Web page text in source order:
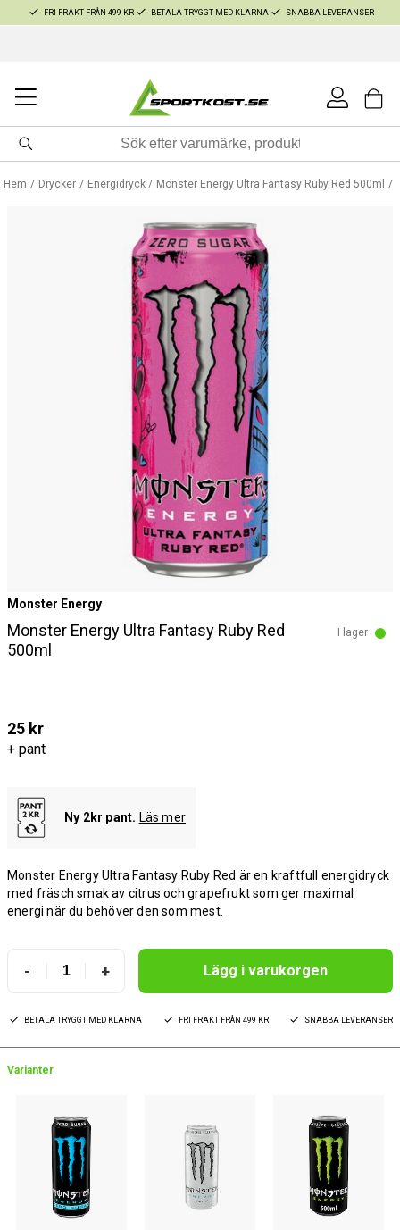
FRI FRAKT FRÅN 499 KR BETALA TRYGGT MED KLARNA SNABBA LEVERANSER
Hem Drycker Energidryck Monster Energy Ultra Fantasy Ruby Red 500ml
Monster Energy
Monster Energy Ultra Fantasy Ruby Red
500ml
I lager
25 kr
+ pant
Ny 2kr pant. Läs mer
Monster Energy Ultra Fantasy Ruby Red är en kraftfull energidryck
med fräsch smak av citrus och grapefrukt som ger maximal
energi när du behöver den som mest.
- + Lägg i varukorgen
BETALA TRYGGT MED KLARNA FRI FRAKT FRÅN 499 KR SNABBA LEVERANSER
Varianter